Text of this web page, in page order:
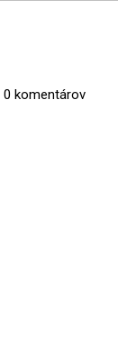
0 komentárov